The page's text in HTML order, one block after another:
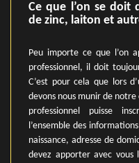
Ce que l’on se doit
de zinc, laiton et
Peu importe ce que l’on
professionnel, il doit
C’est pour cela que lors
devons nous munir de
professionnel puisse
l’ensemble des
naissance, adresse de
devez apporter avec vous